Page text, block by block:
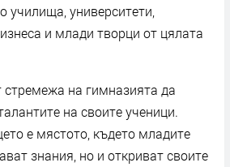
училища, университети,
и млади творци от цялата
стремежа на гимназията да
на своите ученици.
е мястото, където младите
знания, но и откриват своите